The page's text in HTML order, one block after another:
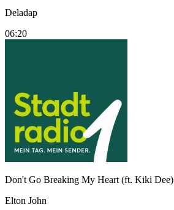
Deladap
06:20
Don't Go Breaking My Heart (ft. Kiki Dee)
Elton John